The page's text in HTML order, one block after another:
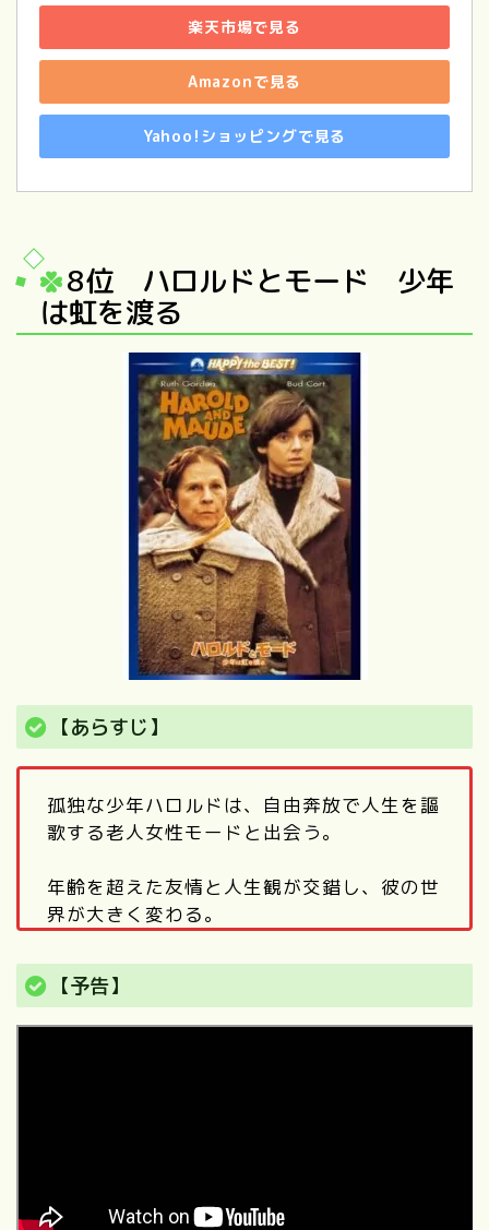
楽天市場で見る
Amazonで見る
Yahoo!ショッピングで見る
8位 ハロルドとモード 少年
は虹を渡る
【あらすじ】
孤独な少年ハロルドは、自由奔放で人生を謳
歌する老人女性モードと出会う。
年齢を超えた友情と人生観が交錯し、彼の世
界が大きく変わる。
【予告】